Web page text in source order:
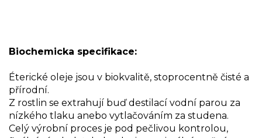
Biochemicka specifikace:
Éterické oleje jsou v biokvalitě, stoprocentně čisté a
přírodní.
Z rostlin se extrahují buď destilací vodní parou za
nízkého tlaku anebo vytlačováním za studena.
Celý výrobní proces je pod pečlivou kontrolou,